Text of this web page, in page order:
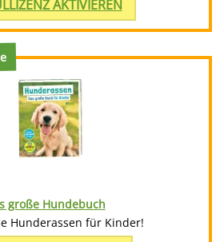
AKTIVIEREN
große Hundebuch
Hunderassen für Kinder!